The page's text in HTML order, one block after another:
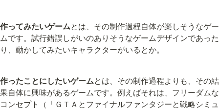
作ってみたいゲームとは、その制作過程自体が楽しそうなゲー
ムです。試行錯誤しがいのありそうなゲームデザインであった
り、動かしてみたいキャラクターがいるとか。
作ったことにしたいゲームとは、その制作過程よりも、その結
果自体に興味があるゲームです。例えばそれは、フリーダムな
コンセプト（「ＧＴＡとファイナルファンタジーと戦略シミュ